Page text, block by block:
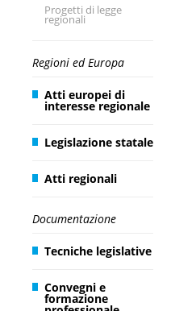
Progetti di legge
regionali
Regioni ed Europa
Atti europei di
interesse regionale
Legislazione statale
Atti regionali
Documentazione
Tecniche legislative
Convegni e
formazione